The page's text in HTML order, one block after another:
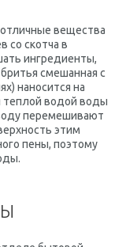
вещества
со скотча в
ингредиенты,
смешанная с
наносится на
теплой водой воды
перемешивают
этим
пены, поэтому